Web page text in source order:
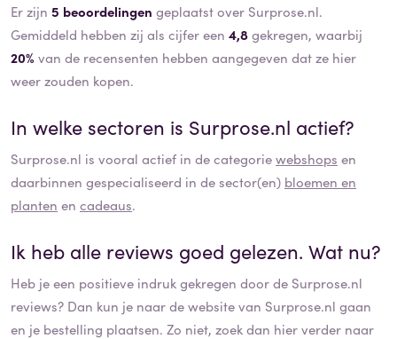
Er zijn 5 beoordelingen geplaatst over Surprose.nl.
Gemiddeld hebben zij als cijfer een 4,8gekregen, waarbij
20% van de recensenten hebben aangegeven dat ze hier
weer zouden kopen.
In welke sectoren is Surprose.nl actief?
Surprose.nl is vooral actief in de categoriewebshops en
daarbinnen gespecialiseerd in de sector(en) bloemen en
planten en cadeaus.
Ik heb alle reviews goed gelezen. Wat nu?
Heb je een positieve indruk gekregen door de Surprose.nl
reviews? Dan kun je naar de website van Surprose.nl gaan
en je bestelling plaatsen. Zo niet, zoek dan hier verder naar